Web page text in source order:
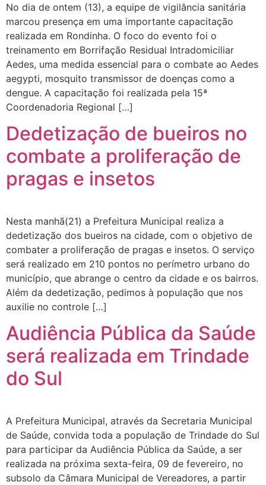
No dia de ontem (13), a equipe de vigilância sanitária
marcou presença em uma importante capacitação
realizada em Rondinha. O foco do evento foi o
treinamento em Borrifação Residual Intradomiciliar
Aedes, uma medida essencial para o combate ao Aedes
aegypti, mosquito transmissor de doenças como a
dengue. A capacitação foi realizada pela 15ª
Coordenadoria Regional […]
Dedetização de bueiros no
combate a proliferação de
pragas e insetos
Nesta manhã(21) a Prefeitura Municipal realiza a
dedetização dos bueiros na cidade, com o objetivo de
combater a proliferação de pragas e insetos. O serviço
será realizado em 210 pontos no perímetro urbano do
município, que abrange o centro da cidade e os bairros.
Além da dedetização, pedimos à população que nos
auxilie no controle […]
Audiência Pública da Saúde
será realizada em Trindade
do Sul
A Prefeitura Municipal, através da Secretaria Municipal
de Saúde, convida toda a população de Trindade do Sul
para participar da Audiência Pública da Saúde, a ser
realizada na próxima sexta-feira, 09 de fevereiro, no
subsolo da Câmara Municipal de Vereadores, a partir